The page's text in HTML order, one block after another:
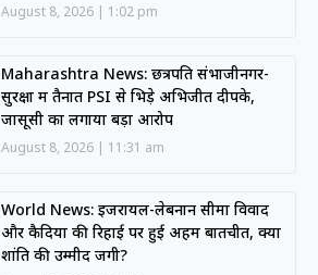
August 8, 2026 1:02 pm
Maharashtra News: छत्रपति संभाजीनगर-
सुरक्षा में तैनात PSI से भिड़े अभिजीत दीपके,
जासूसी का लगाया बड़ा आरोप
August 8, 2026 11:31 am
World News: इजरायल-लेबनान सीमा विवाद
और कैदियों की रिहाई पर हुई अहम बातचीत, क्या
शांति की उम्मीद जगी?